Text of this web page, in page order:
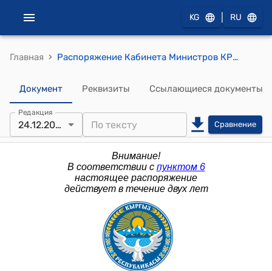
KG RU
Главная › Распоряжение Кабинета Министров КР от 24 декабря 2025 года № 1139-р (О проведении работ по строительству автомобильных дорог, примыкающих к восточной объездной автодороге города Бишкек)
Документ Реквизиты Ссылающиеся документы
Редакция
24.12.2025 Сравнение